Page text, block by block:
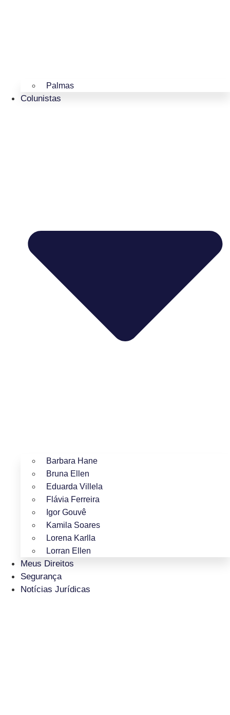
Palmas
Colunistas
Barbara Hane
Bruna Ellen
Eduarda Villela
Flávia Ferreira
Igor Gouvê
Kamila Soares
Lorena Karlla
Lorran Ellen
Meus Direitos
Segurança
Notícias Jurídicas